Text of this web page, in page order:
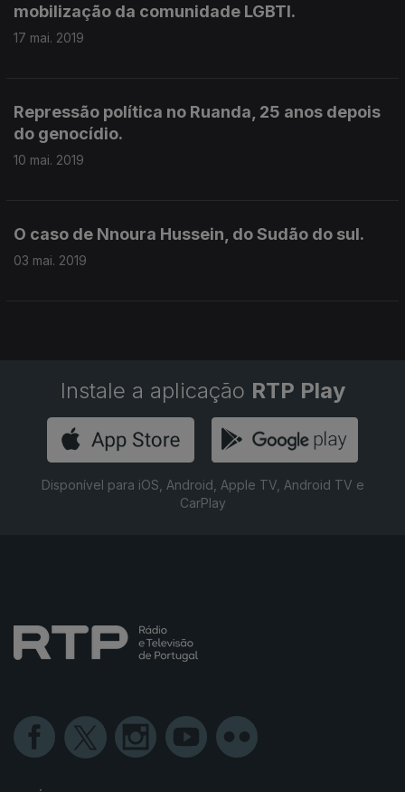
mobilização da comunidade LGBTI.
17 mai. 2019
Repressão política no Ruanda, 25 anos depois
do genocídio.
10 mai. 2019
O caso de Nnoura Hussein, do Sudão do sul.
03 mai. 2019
Instale a aplicação RTP Play
Disponível para iOS, Android, Apple TV, Android TV e
CarPlay